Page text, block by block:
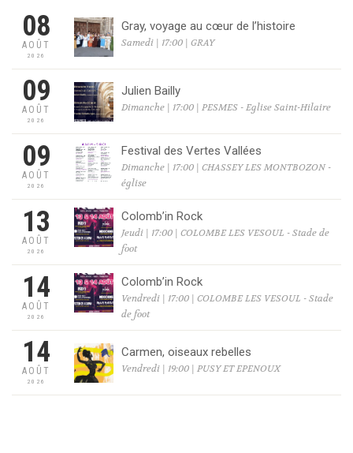
08
AOÛT
2026
Gray, voyage au cœur de l’histoire
Samedi | 17:00 | GRAY
09
AOÛT
2026
Julien Bailly
Dimanche | 17:00 | PESMES - Eglise Saint-Hilaire
09
AOÛT
2026
Festival des Vertes Vallées
Dimanche | 17:00 | CHASSEY LES MONTBOZON -
église
13
AOÛT
2026
Colomb’in Rock
Jeudi | 17:00 | COLOMBE LES VESOUL - Stade de
foot
14
AOÛT
2026
Colomb’in Rock
Vendredi | 17:00 | COLOMBE LES VESOUL - Stade
de foot
14
AOÛT
2026
Carmen, oiseaux rebelles
Vendredi | 19:00 | PUSY ET EPENOUX